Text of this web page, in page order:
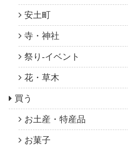
安土町
寺・神社
祭り-イベント
花・草木
買う
お土産・特産品
お菓子